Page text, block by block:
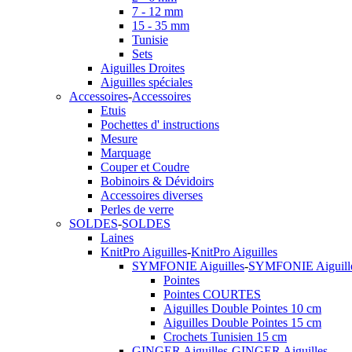
7 - 12 mm
15 - 35 mm
Tunisie
Sets
Aiguilles Droites
Aiguilles spéciales
Accessoires-Accessoires
Etuis
Pochettes d' instructions
Mesure
Marquage
Couper et Coudre
Bobinoirs & Dévidoirs
Accessoires diverses
Perles de verre
SOLDES-SOLDES
Laines
KnitPro Aiguilles-KnitPro Aiguilles
SYMFONIE Aiguilles-SYMFONIE
Pointes
Pointes COURTES
Aiguilles Double Pointes 10 cm
Aiguilles Double Pointes 15 cm
Crochets Tunisien 15 cm